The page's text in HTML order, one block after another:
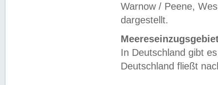
Warnow / Peene,
dargestellt.
In Deutschland gibt
Deutschland fließt